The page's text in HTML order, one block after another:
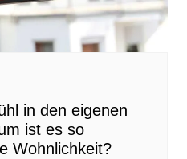
in den eigenen
ist es so
Wohnlichkeit?